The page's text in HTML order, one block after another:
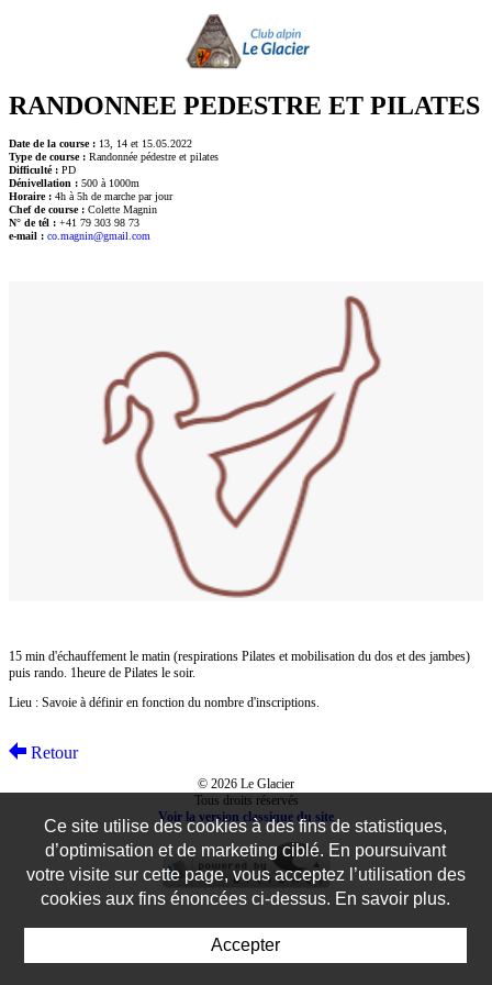
RANDONNEE PEDESTRE ET PILATES
Date de la course : 13, 14 et 15.05.2022
Type de course : Randonnée pédestre et pilates
Difficulté : PD
Dénivellation : 500 à 1000m
Horaire : 4h à 5h de marche par jour
Chef de course : Colette Magnin
N° de tél : +41 79 303 98 73
e-mail : co.magnin@gmail.com
15 min d'échauffement le matin (respirations Pilates et mobilisation du dos et des jambes)
puis rando. 1heure de Pilates le soir.
Lieu : Savoie à définir en fonction du nombre d'inscriptions.
Retour
© 2026 Le Glacier
Tous droits réservés
Voir la version classique du site
Ce site utilise des cookies à des fins de statistiques,
d’optimisation et de marketing ciblé. En poursuivant
votre visite sur cette page, vous acceptez l’utilisation des
cookies aux fins énoncées ci-dessus. En savoir plus.
Accepter